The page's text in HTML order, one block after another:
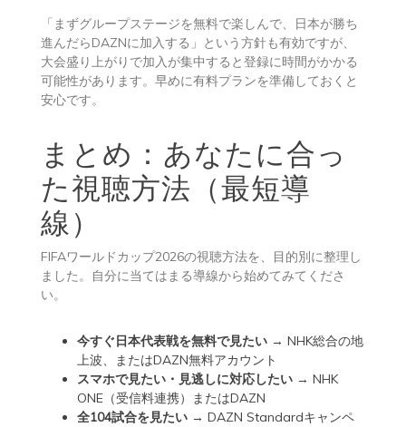
「まずグループステージを無料で楽しんで、日本が勝ち
進んだらDAZNに加入する」という方針も有効ですが、
大会盛り上がりで加入が集中すると登録に時間がかかる
可能性があります。早めに有料プランを準備しておくと
安心です。
まとめ：あなたに合っ
た視聴方法（最短導
線）
FIFAワールドカップ2026の視聴方法を、目的別に整理し
ました。自分に当てはまる導線から始めてみてくださ
い。
今すぐ日本代表戦を無料で見たい→ NHK総合の地
上波、またはDAZN無料アカウント
スマホで見たい・見逃しに対応したい→ NHK
ONE（受信料連携）またはDAZN
全104試合を見たい→ DAZN Standardキャンペ